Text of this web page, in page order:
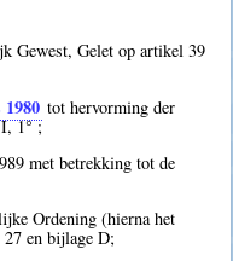
Gewest, Gelet op artikel 39
tot hervorming der
1° ;
met betrekking tot de
Ordening (hierna het
en bijlage D;